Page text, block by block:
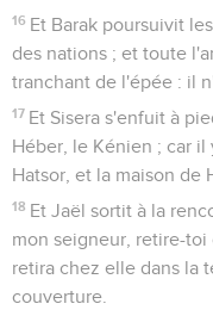
16 Et Barak poursuivit
des nations ; et toute
tranchant de l'épée : il
17 Et Sisera s'enfuit à
Héber, le Kénien ; car
Hatsor, et la maison de
18 Et Jaël sortit à la
mon seigneur, retire-toi
retira chez elle dans la
couverture.